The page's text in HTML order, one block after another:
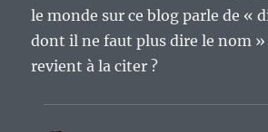
le monde sur ce blog parle de «
dont il ne faut plus dire le nom »
revient à la citer ?